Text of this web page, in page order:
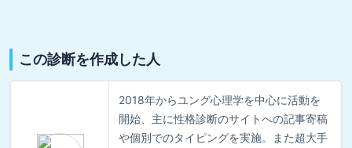
この診断を作成した人
2018年からユング心理学を中心に活動を
開始、主に性格診断のサイトへの記事寄稿
や個別でのタイピングを実施。また超大手